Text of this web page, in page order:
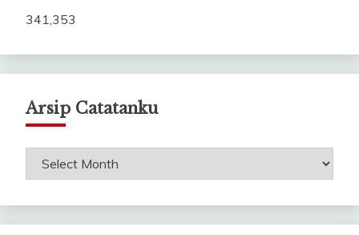
341,353
Arsip Catatanku
Arsip